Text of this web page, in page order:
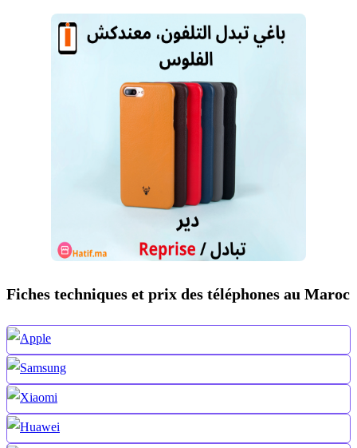
Fiches techniques et prix des téléphones au Maroc